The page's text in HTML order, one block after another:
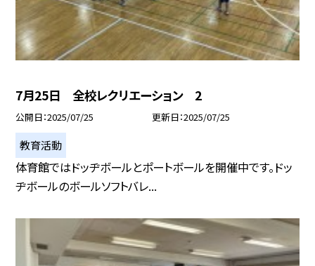
7月25日 全校レクリエーション 2
公開日 2025/07/25 更新日 2025/07/25
教育活動
体育館ではドッヂボールとポートボールを開催中です。ドッ
ヂボールのボールソフトバレ...